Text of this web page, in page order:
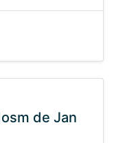
de Jan